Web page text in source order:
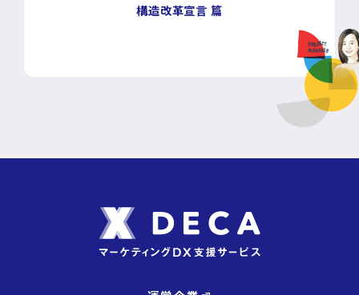
構造改革宣言 篇